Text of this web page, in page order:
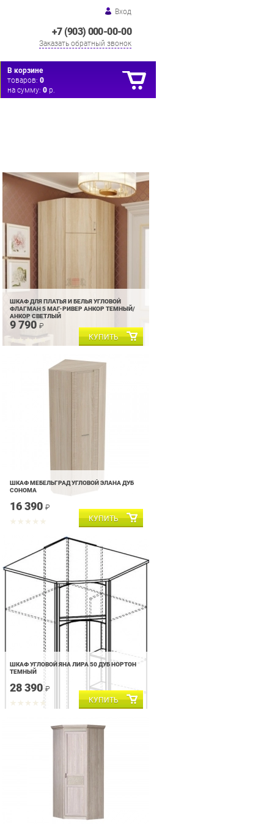
Вход
+7 (903) 000-00-00
Заказать обратный звонок
В корзине
товаров: 0
на сумму: 0 р.
ШКАФ ДЛЯ ПЛАТЬЯ И БЕЛЬЯ УГЛОВОЙ
ФЛАГМАН 5 МАГ-РИВЕР АНКОР ТЕМНЫЙ/
АНКОР СВЕТЛЫЙ
9 790 ₽
ШКАФ МЕБЕЛЬГРАД УГЛОВОЙ ЭЛАНА ДУБ
СОНОМА
16 390 ₽
ШКАФ УГЛОВОЙ ЯНА ЛИРА 50 ДУБ НОРТОН
ТЕМНЫЙ
28 390 ₽